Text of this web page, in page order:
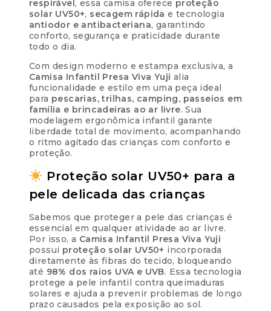
respirável , essa camisa oferece proteção
solar UV50+, secagem rápida e tecnologia
antiodor e antibacteriana, garantindo
conforto, segurança e praticidade durante
todo o dia.
Com design moderno e estampa exclusiva, a
Camisa Infantil Presa Viva Yuji alia
funcionalidade e estilo em uma peça ideal
para pescarias, trilhas, camping, passeios em
família e brincadeiras ao ar livre. Sua
modelagem ergonômica infantil garante
liberdade total de movimento, acompanhando
o ritmo agitado das crianças com conforto e
proteção.
Proteção solar UV50+ para a
pele delicada das crianças
Sabemos que proteger a pele das crianças é
essencial em qualquer atividade ao ar livre.
Por isso, a Camisa Infantil Presa Viva Yuji
possui proteção solar UV50+ incorporada
diretamente às fibras do tecido, bloqueando
até 98% dos raios UVA e UVB. Essa tecnologia
protege a pele infantil contra queimaduras
solares e ajuda a prevenir problemas de longo
prazo causados pela exposição ao sol.